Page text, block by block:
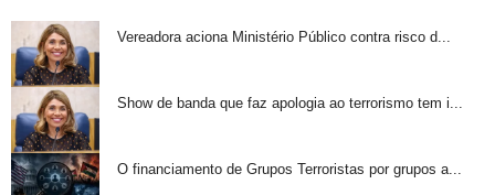
Vereadora aciona Ministério Público contra risco d...
Show de banda que faz apologia ao terrorismo tem i...
O financiamento de Grupos Terroristas por grupos a...